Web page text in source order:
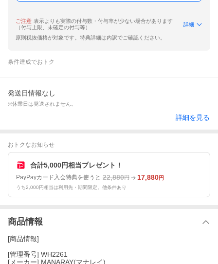
ご注意 表示よりも実際の付与数・付与率が少ない場合があります
（付与上限、未確定の付与等）
詳細
原則税抜価格が対象です。特典詳細は内訳でご確認ください。
条件達成でおトク
発送日情報なし
※休業日は発送されません。
詳細を見る
おトクなお知らせ
合計5,000円相当プレゼント！
PayPayカード入会特典を使うと 22,880円 17,880円
うち2,000円相当は利用先・期間限定。他条件あり
商品情報
[商品情報]
[管理番号] WH2261
[メーカー] MANARAY(マナレイ)